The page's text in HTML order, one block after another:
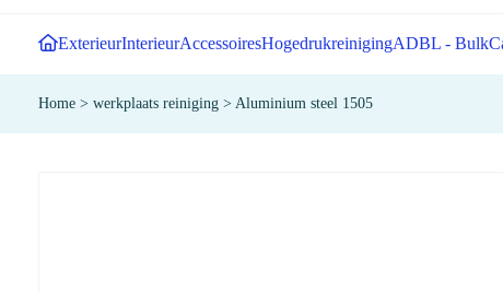
ExterieurInterieurAccessoiresHogedrukreinigingADBL - Bulk
Home > werkplaats reiniging > Aluminium steel 1505